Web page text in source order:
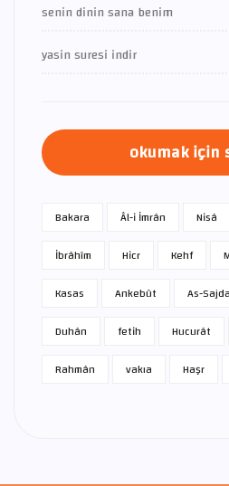
senin dinin sana benim
yasin suresi indir
okumak için
Bakara Âl-i İmrân Nisâ
İbrâhîm
Hicr Kehf
Kasas
Ankebût As-
Duhân
fetih Hucurât
Rahmân
vakıa Haşr